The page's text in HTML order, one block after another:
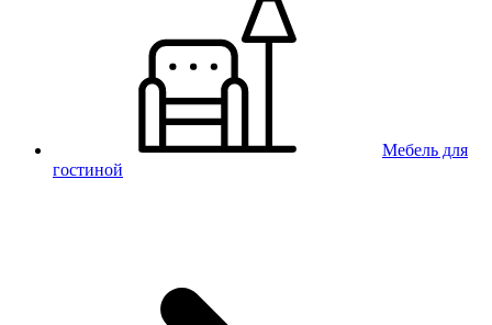
Мебель для
гостиной